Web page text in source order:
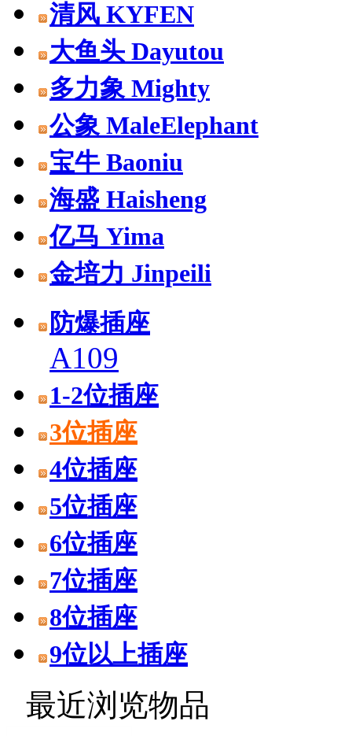
清风 KYFEN
大鱼头 Dayutou
多力象 Mighty
公象 MaleElephant
宝牛 Baoniu
海盛 Haisheng
亿马 Yima
金培力 Jinpeili
防爆插座
A109
1-2位插座
3位插座
4位插座
5位插座
6位插座
7位插座
8位插座
9位以上插座
最近浏览物品